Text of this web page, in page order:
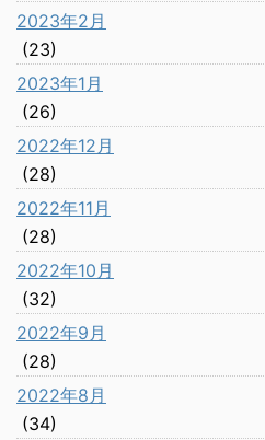
2023年2月
(23)
2023年1月
(26)
2022年12月
(28)
2022年11月
(28)
2022年10月
(32)
2022年9月
(28)
2022年8月
(34)